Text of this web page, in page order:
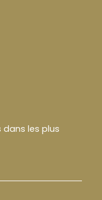
dans les plus